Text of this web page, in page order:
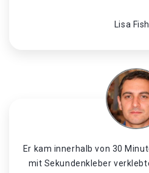
Lisa
Er kam innerhalb von 30
mit Sekundenkleber